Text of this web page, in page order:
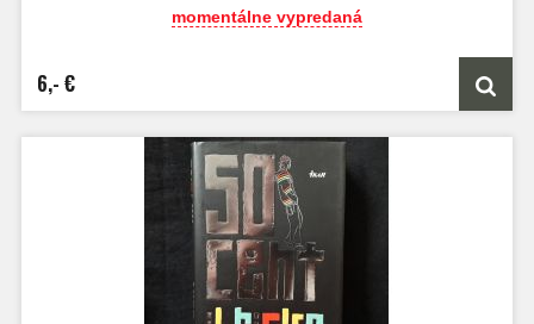
momentálne vypredaná
6,- €